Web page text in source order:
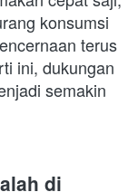
konsumsi
terus
ini, dukungan
semakin
di